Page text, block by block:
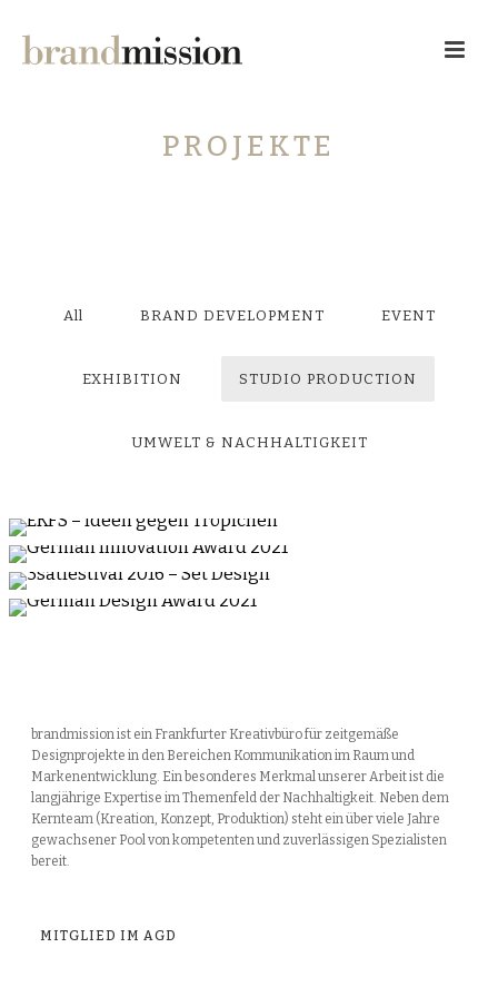
PROJEKTE
All BRAND DEVELOPMENT EVENT
EXHIBITION STUDIO PRODUCTION
UMWELT & NACHHALTIGKEIT
EVENT STUDIO PRODUCTION
EVENT STUDIO PRODUCTION
EVENT STUDIO PRODUCTION
German Design Award 2021
EXHIBITION STUDIO PRODUCTION
brandmission ist ein Frankfurter Kreativbüro für zeitgemäße
Designprojekte in den Bereichen Kommunikation im Raum und
Markenentwicklung. Ein besonderes Merkmal unserer Arbeit ist die
langjährige Expertise im Themenfeld der Nachhaltigkeit. Neben dem
Kernteam (Kreation, Konzept, Produktion) steht ein über viele Jahre
gewachsener Pool von kompetenten und zuverlässigen Spezialisten
bereit.
MITGLIED IM AGD